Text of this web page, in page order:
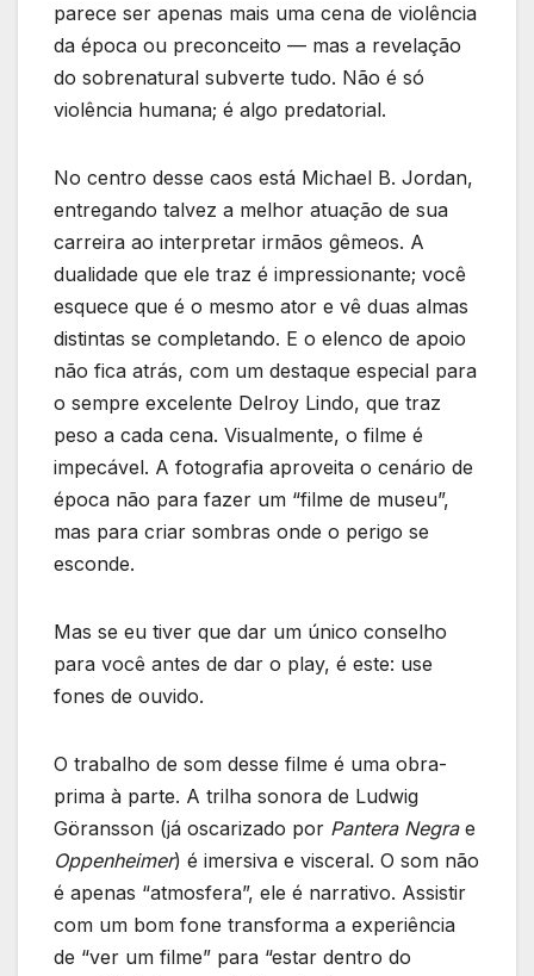
parece ser apenas mais uma cena de violência
da época ou preconceito — mas a revelação
do sobrenatural subverte tudo. Não é só
violência humana; é algo predatorial.
No centro desse caos está Michael B. Jordan,
entregando talvez a melhor atuação de sua
carreira ao interpretar irmãos gêmeos. A
dualidade que ele traz é impressionante; você
esquece que é o mesmo ator e vê duas almas
distintas se completando. E o elenco de apoio
não fica atrás, com um destaque especial para
o sempre excelente Delroy Lindo, que traz
peso a cada cena. Visualmente, o filme é
impecável. A fotografia aproveita o cenário de
época não para fazer um “filme de museu”,
mas para criar sombras onde o perigo se
esconde.
Mas se eu tiver que dar um único conselho
para você antes de dar o play, é este: use
fones de ouvido.
O trabalho de som desse filme é uma obra-
prima à parte. A trilha sonora de Ludwig
Göransson (já oscarizado por Pantera Negrae
Oppenheimer) é imersiva e visceral. O som não
é apenas “atmosfera”, ele é narrativo. Assistir
com um bom fone transforma a experiência
de “ver um filme” para “estar dentro do